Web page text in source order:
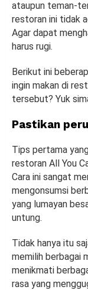
ataupun teman-
restoran ini tidak
Agar dapat
harus rugi.
Berikut ini
ingin makan di
tersebut? Yuk
Pastikan
Tips pertama
restoran All You
Cara ini sangat
mengonsumsi
yang lumayan
untung.
Tidak hanya itu
memilih berbagai
menikmati
rasa yang